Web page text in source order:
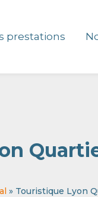
prestations
Touristique Lyon